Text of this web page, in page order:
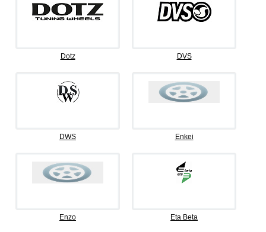
Dotz DVS
DWS Enkei
Enzo Eta Beta